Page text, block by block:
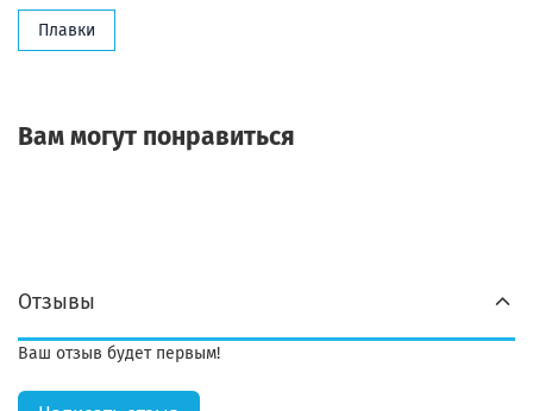
Плавки
Вам могут понравиться
Отзывы
Ваш отзыв будет первым!